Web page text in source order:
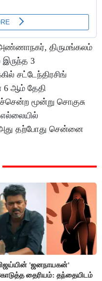
திருமங்கலம்
இருந்த 3
சட்டேந்திரசிங்
ஆம் தேதி
மூன்று சொகுசு
அது தற்போது சென்னை
'ஜனநாயகன்'
தைரியம்: தந்தையிடம்